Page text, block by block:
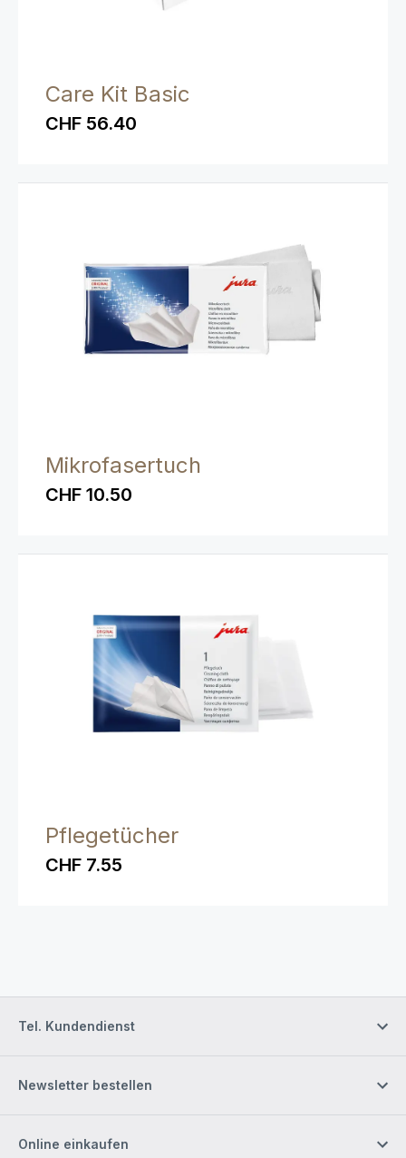
Care Kit Basic
CHF 56.40
Mikrofasertuch
CHF 10.50
Pflegetücher
CHF 7.55
Tel. Kundendienst
Newsletter bestellen
Online einkaufen